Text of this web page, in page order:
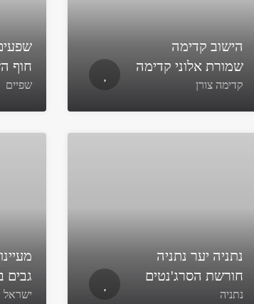
הישוב קדימה
שמורת אלוני קדימה
קדימה צורן
חוף
שפיים
נתניה יער נתניה
חורשת הסרג'נטים
נתניה
גבים
ישראל